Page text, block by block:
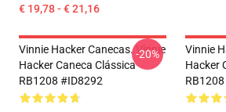
€ 19,78 - € 21,16
Vinnie Hacker Canecas. Vinnie
Hacker Caneca Clássica
RB1208 #ID8292
-20%
Vinnie
Hacker